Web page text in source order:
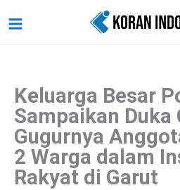
ke
Keluarga Besar
Sampaikan Duka
Gugurnya
2 Warga dalam
Rakyat di Garut
a